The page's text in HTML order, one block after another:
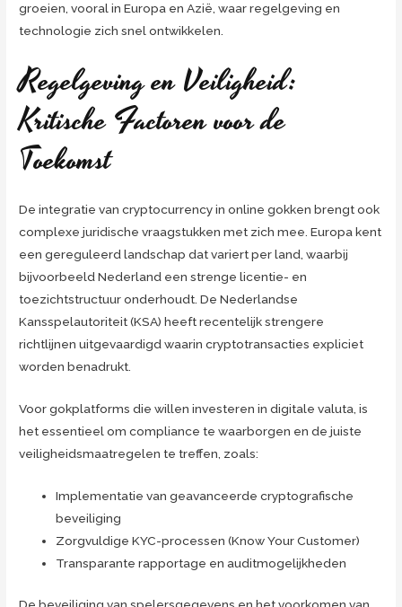
groeien, vooral in Europa en Azië, waar regelgeving en
technologie zich snel ontwikkelen.
Regelgeving en Veiligheid:
Kritische Factoren voor de
Toekomst
De integratie van cryptocurrency in online gokken brengt ook
complexe juridische vraagstukken met zich mee. Europa kent
een gereguleerd landschap dat variert per land, waarbij
bijvoorbeeld Nederland een strenge licentie- en
toezichtstructuur onderhoudt. De Nederlandse
Kansspelautoriteit (KSA) heeft recentelijk strengere
richtlijnen uitgevaardigd waarin cryptotransacties expliciet
worden benadrukt.
Voor gokplatforms die willen investeren in digitale valuta, is
het essentieel om compliance te waarborgen en de juiste
veiligheidsmaatregelen te treffen, zoals:
Implementatie van geavanceerde cryptografische
beveiliging
Zorgvuldige KYC-processen (Know Your Customer)
Transparante rapportage en auditmogelijkheden
De beveiliging van spelersgegevens en het voorkomen van